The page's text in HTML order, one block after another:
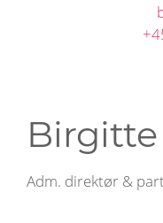
Adm. direktør &